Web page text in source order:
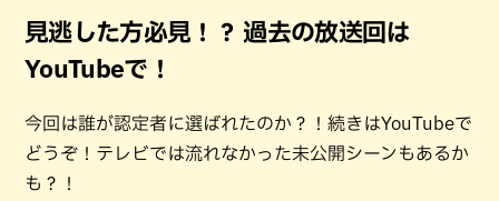
見逃した方必見！？ 過去の放送回は
YouTubeで！
今回は誰が認定者に選ばれたのか？！続きはYouTubeで
どうぞ！テレビでは流れなかった未公開シーンもあるか
も？！